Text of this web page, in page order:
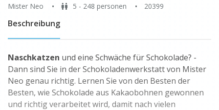
Mister Neo 5 - 248 personen 20399
Beschreibung
Naschkatzen und eine Schwäche für Schokolade? -
Dann sind Sie in der Schokoladenwerkstatt von Mister
Neo genau richtig. Lernen Sie von den Besten der
Besten, wie Schokolade aus Kakaobohnen gewonnen
und richtig verarbeitet wird, damit nach vielen